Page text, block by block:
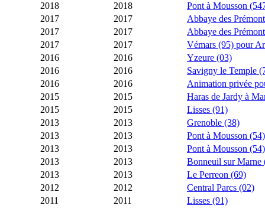
2018
2018
Pont à Mousson
2017
2017
Abbaye des
2017
2017
Abbaye des
2017
2017
Vémars (95) pour
2016
2016
Yzeure (03)
2016
2016
Savigny le Temple
2016
2016
Animation privée
2015
2015
Haras de Jardy à
2015
2015
Lisses (91)
2013
2013
Grenoble (38)
2013
2013
Pont à Mousson (54)
2013
2013
Pont à Mousson (54)
2013
2013
Bonneuil sur Marne
2013
2013
Le Perreon (69)
2012
2012
Central Parcs (02)
2011
2011 Lisses (91)